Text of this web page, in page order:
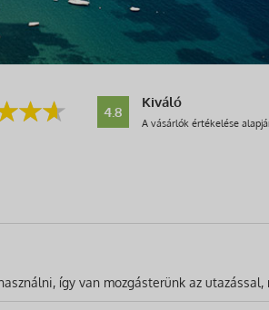
4.8
Kiváló
A vásárlók értékelése
így van mozgásterünk az utazással,